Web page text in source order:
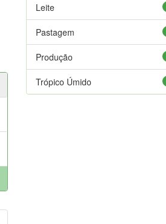
Leite
Pastagem
Produção
Trópico Úmido